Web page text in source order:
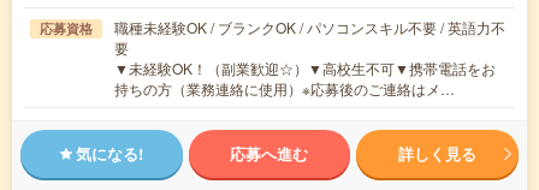
応募資格
職種未経験OK / ブランクOK / パソコンスキル不要 / 英語力不
要
▼未経験OK！（副業歓迎☆）▼高校生不可▼携帯電話をお
持ちの方（業務連絡に使用）※応募後のご連絡はメ…
気になる! 応募へ進む 詳しく見る